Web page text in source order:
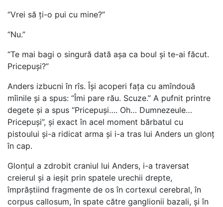
“Vrei să ți-o pui cu mine?”
“Nu.”
“Te mai bagi o singură dată așa ca boul și te-ai făcut.
Pricepuși?”
Anders izbucni în rîs. Își acoperi fața cu amîndouă
mîinile și a spus: “Îmi pare rău. Scuze.” A pufnit printre
degete și a spus “Pricepuși…. Oh… Dumnezeule…
Pricepuși”, și exact în acel moment bărbatul cu
pistoului și-a ridicat arma și i-a tras lui Anders un glonț
în cap.
Glonțul a zdrobit craniul lui Anders, i-a traversat
creierul și a ieșit prin spatele urechii drepte,
împrăștiind fragmente de os în cortexul cerebral, în
corpus callosum, în spate către ganglionii bazali, și în